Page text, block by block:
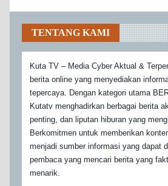
TENTANG KAMI
Kuta TV – Media Cyber Aktual &
berita online yang menyediakan
tepercaya. Dengan kategori utama
Kutatv menghadirkan berbagai berita
penting, dan liputan hiburan yang
Berkomitmen untuk memberikan
menjadi sumber informasi yang dapat
pembaca yang mencari berita yang
menarik.